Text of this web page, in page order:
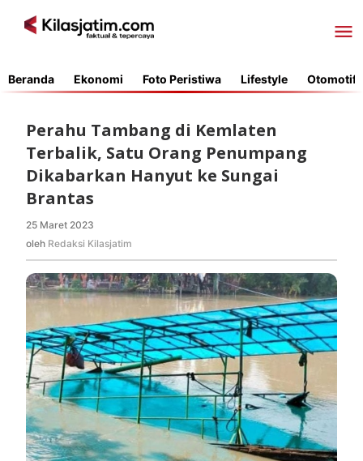
Beranda Ekonomi Foto Peristiwa Lifestyle Otomotif
Perahu Tambang di Kemlaten
Terbalik, Satu Orang Penumpang
Dikabarkan Hanyut ke Sungai
Brantas
25 Maret 2023
Redaksi
oleh Redaksi Kilasjatim